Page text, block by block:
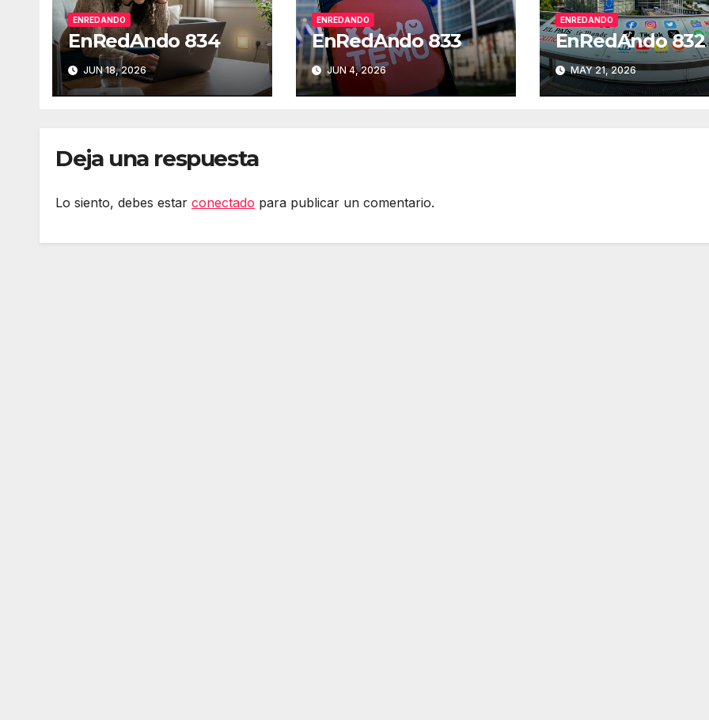
ENREDANDO
EnRedAndo 834
JUN 18, 2026
ENREDANDO
EnRedAndo 833
JUN 4, 2026
ENREDANDO
EnRedAndo 832
MAY 21, 2026
Deja una respuesta
Lo siento, debes estar conectado para publicar un comentario.